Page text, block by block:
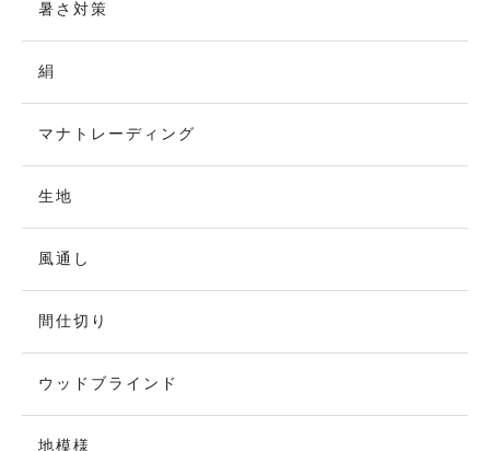
暑さ対策
絹
マナトレーディング
生地
風通し
間仕切り
ウッドブラインド
地模様